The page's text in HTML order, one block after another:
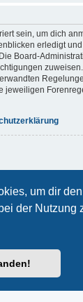
um dir den
der Nutzung
sein, um dich
erledigt
Board-
jeweiligen
Foren-Übersicht
Forum Software ©
durch